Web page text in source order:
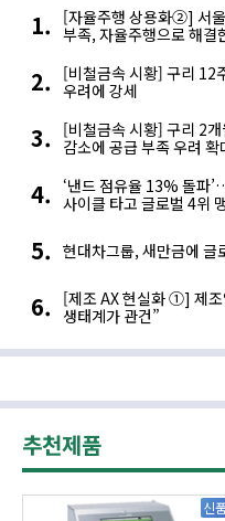
[자율주행 상용화②] 서
부족, 자율주행으로 해결
[비철금속 시황] 구리
우려에 강세
[비철금속 시황] 구리 2
감소에 공급 부족 우려 확
‘낸드 점유율 13% 돌파
사이클 타고 글로벌 4위
현대차그룹, 새만금에 글
[제조 AX 현실화 ①] 제
생태계가 관건”
추천제품
신